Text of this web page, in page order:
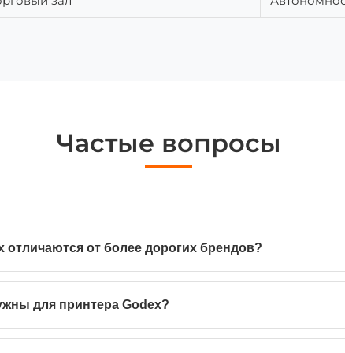
Частые вопросы
от более дорогих брендов?
для принтера Godex?